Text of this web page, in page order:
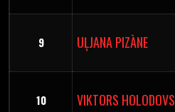
9 UĻJANA PIZĀNE
10 VIKTORS HOLODOVS